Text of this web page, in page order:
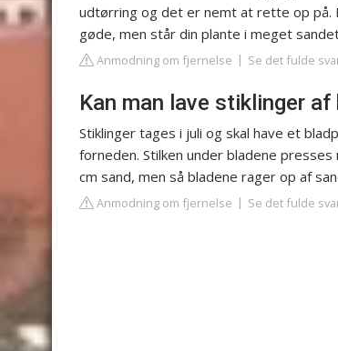
udtørring og det er nemt at rette op på.
gøde, men står din plante i meget
Anmodning om fjernelse Se det fulde
Kan man lave stiklinger
Stiklinger tages i juli og skal have et
forneden. Stilken under bladene
cm sand, men så bladene rager op af
Anmodning om fjernelse Se det fulde